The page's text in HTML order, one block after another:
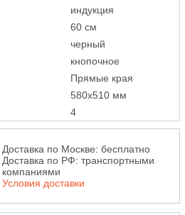
индукция
60 см
черный
кнопочное
Прямые края
580x510 мм
4
Доставка по Москве: бесплатно
Доставка по РФ: транспортными
компаниями
Условия доставки